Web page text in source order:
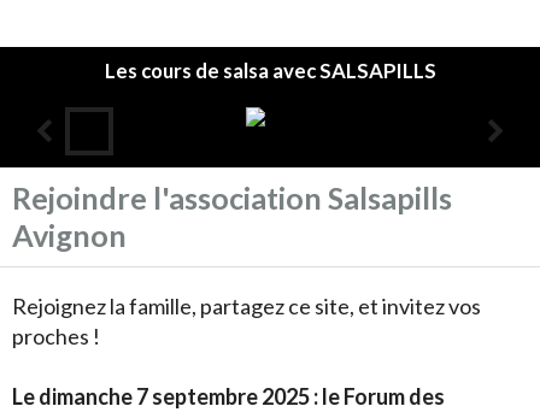
Les cours de salsa avec SALSAPILLS
Accueil
L'association
Infos pratiques
Agenda
Rejoindre l'association Salsapills
Avignon
Rejoignez la famille, partagez ce site, et invitez vos
proches !
Le dimanche 7 septembre 2025 : le Forum des